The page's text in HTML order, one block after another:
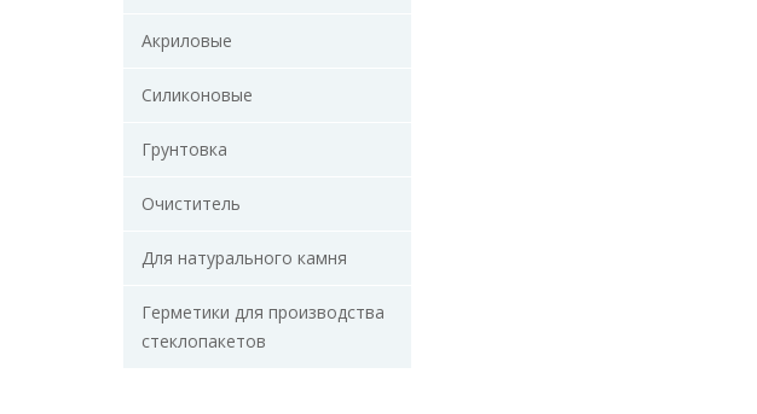
Акриловые
Силиконовые
Грунтовка
Очиститель
Для натурального камня
Герметики для производства
стеклопакетов